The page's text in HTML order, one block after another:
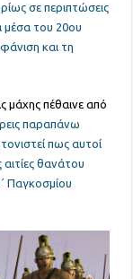
σε περιπτώσεις
του 20ου
και τη
μάχης πέθαινε από
παραπάνω
πως αυτοί
θανάτου
Παγκοσμίου